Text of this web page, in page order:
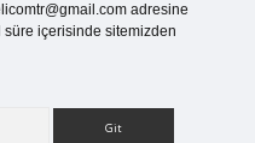
adresine
içerisinde sitemizden